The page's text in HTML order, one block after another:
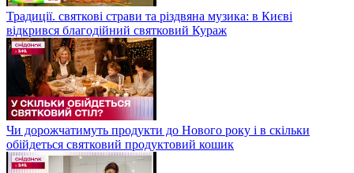
Традиції. святкові страви та різдвяна музика: в Києві
відкрився благодійний святковий Кураж
Чи дорожчатимуть продукти до Нового року і в скільки
обійдеться святковий продуктовий кошик